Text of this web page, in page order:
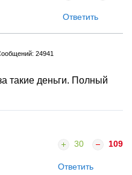
Ответить
24941
такие деньги. Полный
30 109
Ответить